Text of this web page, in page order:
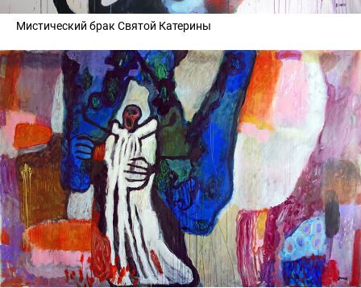
Мистический брак Святой Катерины